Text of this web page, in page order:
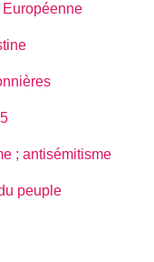
Européenne
; antisémitisme
peuple